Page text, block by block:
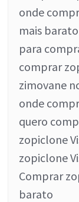
onde
mais barato
para
comprar
zimovane
onde
quero
zopiclone
zopiclone
Comprar
barato